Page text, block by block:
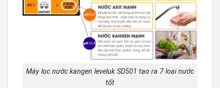
Máy lọc nước kangen leveluk SD501 tạo ra 7 loại nước
tốt